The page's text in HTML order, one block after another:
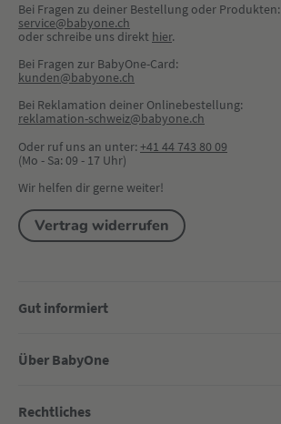
Bei Fragen zu deiner Bestellung oder Produkten:
service@babyone.ch
oder schreibe uns direkt hier.
Bei Fragen zur BabyOne-Card:
kunden@babyone.ch
Bei Reklamation deiner Onlinebestellung:
reklamation-schweiz@babyone.ch
Oder ruf uns an unter:+41 44 743 80 09
(Mo - Sa: 09 - 17 Uhr)
Wir helfen dir gerne weiter!
Vertrag widerrufen
Gut informiert
Über BabyOne
Rechtliches